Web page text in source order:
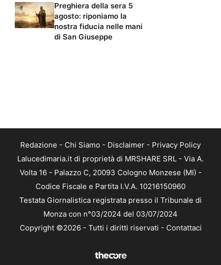
Preghiera della sera 5
agosto: riponiamo la
nostra fiducia nelle mani
di San Giuseppe
Redazione - Chi Siamo - Disclaimer - Privacy Policy
Lalucedimaria.it di proprietà di MRSHARE SRL - Via A.
Volta 16 - Palazzo C, 20093 Cologno Monzese (MI) -
Codice Fiscale e Partita I.V.A. 10216150960
Testata Giornalistica registrata presso il Tribunale di
Monza con n°03/2024 del 03/07/2024
Copyright ©2026 - Tutti i diritti riservati - Contattaci